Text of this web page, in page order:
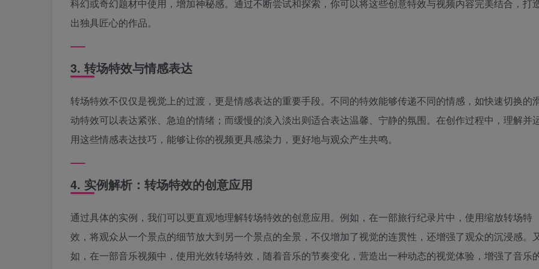
科幻或奇幻题材中使用，增加神秘感。通过不断尝试和探索，你可以将这些创意特效与视频内容完美结合，打
出独具匠心的作品。
3. 转场特效与情感表达
转场特效不仅仅是视觉上的过渡，更是情感表达的重要手段。不同的特效能够传递不同的情感，如快速切换的
动特效可以表达紧张、急迫的情绪；而缓慢的淡入淡出则适合表达温馨、宁静的氛围。在创作过程中，理解并
用这些情感表达技巧，能够让你的视频更具感染力，更好地与观众产生共鸣。
4. 实例解析：转场特效的创意应用
通过具体的实例，我们可以更直观地理解转场特效的创意应用。例如，在一部旅行纪录片中，使用缩放转场特
效，将观众从一个景点的细节放大到另一个景点的全景，不仅增加了视觉的连贯性，还增强了观众的沉浸感。
如，在一部音乐视频中，使用光效转场特效，随着音乐的节奏变化，营造出一种动态的视觉体验，增强了音乐